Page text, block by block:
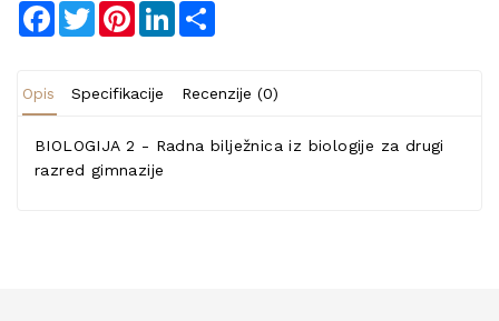
Facebook
TwitterPinterestLinkedIn
Opis Specifikacije Recenzije (0)
BIOLOGIJA 2 - Radna bilježnica iz biologije za drugi
razred gimnazije